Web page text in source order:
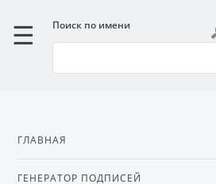
Поиск по имени
ГЛАВНАЯ
ГЕНЕРАТОР ПОДПИСЕЙ